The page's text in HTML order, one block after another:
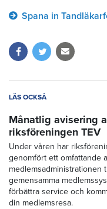
Spana in
LÄS OCKSÅ
Månatlig avisering
riksföreningen TEV
Under våren har
genomfört ett omfattande
medlemsadministrationen
gemensamma
förbättra service och
din medlemsresa.